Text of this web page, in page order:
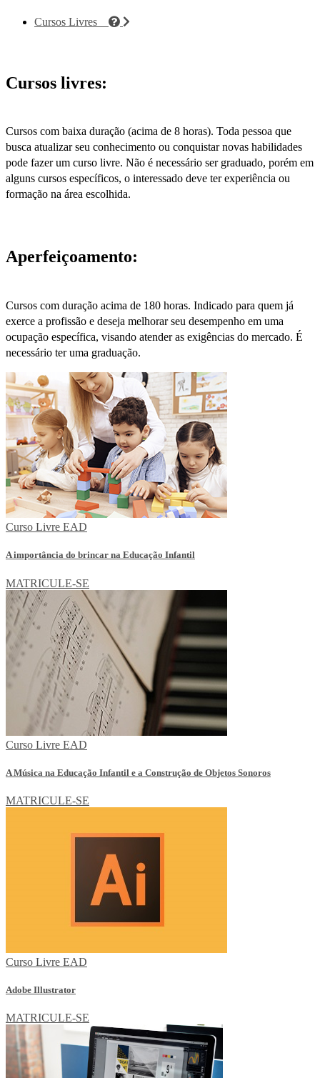
Cursos Livres
Cursos livres:
Cursos com baixa duração (acima de 8 horas). Toda pessoa que
busca atualizar seu conhecimento ou conquistar novas habilidades
pode fazer um curso livre. Não é necessário ser graduado, porém em
alguns cursos específicos, o interessado deve ter experiência ou
formação na área escolhida.
Aperfeiçoamento:
Cursos com duração acima de 180 horas. Indicado para quem já
exerce a profissão e deseja melhorar seu desempenho em uma
ocupação específica, visando atender as exigências do mercado. É
necessário ter uma graduação.
Curso Livre EAD
A importância do brincar na Educação Infantil
MATRICULE-SE
Curso Livre EAD
A Música na Educação Infantil e a Construção de Objetos Sonoros
MATRICULE-SE
Curso Livre EAD
Adobe Illustrator
MATRICULE-SE